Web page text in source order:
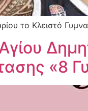
το Κλειστό
«8